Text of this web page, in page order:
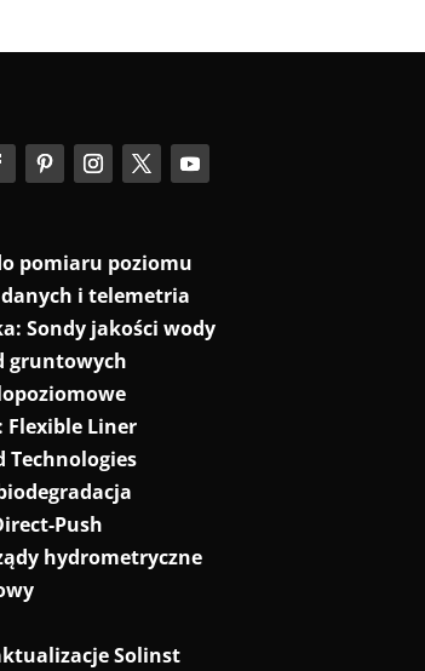
pomiaru poziomu
i telemetria
Sondy jakości wody
gruntowych
Flexible Liner
Technologies
Push
hydrometryczne
Solinst